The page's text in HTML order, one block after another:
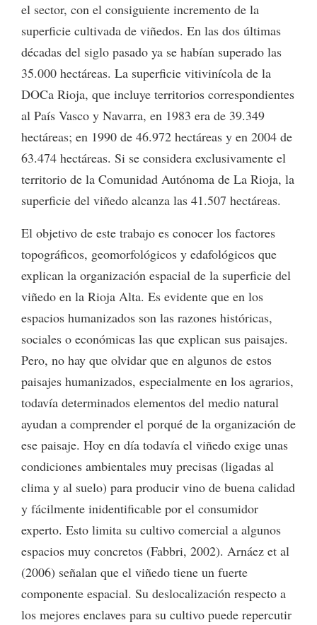
el sector, con el consiguiente incremento de la
superficie cultivada de viñedos. En las dos últimas
décadas del siglo pasado ya se habían superado las
35.000 hectáreas. La superficie vitivinícola de la
DOCa Rioja, que incluye territorios correspondientes
al País Vasco y Navarra, en 1983 era de 39.349
hectáreas; en 1990 de 46.972 hectáreas y en 2004 de
63.474 hectáreas. Si se considera exclusivamente el
territorio de la Comunidad Autónoma de La Rioja, la
superficie del viñedo alcanza las 41.507 hectáreas.
El objetivo de este trabajo es conocer los factores
topográficos, geomorfológicos y edafológicos que
explican la organización espacial de la superficie del
viñedo en la Rioja Alta. Es evidente que en los
espacios humanizados son las razones históricas,
sociales o económicas las que explican sus paisajes.
Pero, no hay que olvidar que en algunos de estos
paisajes humanizados, especialmente en los agrarios,
todavía determinados elementos del medio natural
ayudan a comprender el porqué de la organización de
ese paisaje. Hoy en día todavía el viñedo exige unas
condiciones ambientales muy precisas (ligadas al
clima y al suelo) para producir vino de buena calidad
y fácilmente inidentificable por el consumidor
experto. Esto limita su cultivo comercial a algunos
espacios muy concretos (Fabbri, 2002). Arnáez et al
(2006) señalan que el viñedo tiene un fuerte
componente espacial. Su deslocalización respecto a
los mejores enclaves para su cultivo puede repercutir